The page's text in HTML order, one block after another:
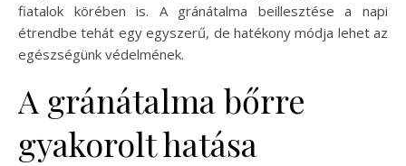
fiatalok körében is. A gránátalma beillesztése a napi
étrendbe tehát egy egyszerű, de hatékony módja lehet az
egészségünk védelmének.
A gránátalma bőrre
gyakorolt hatása